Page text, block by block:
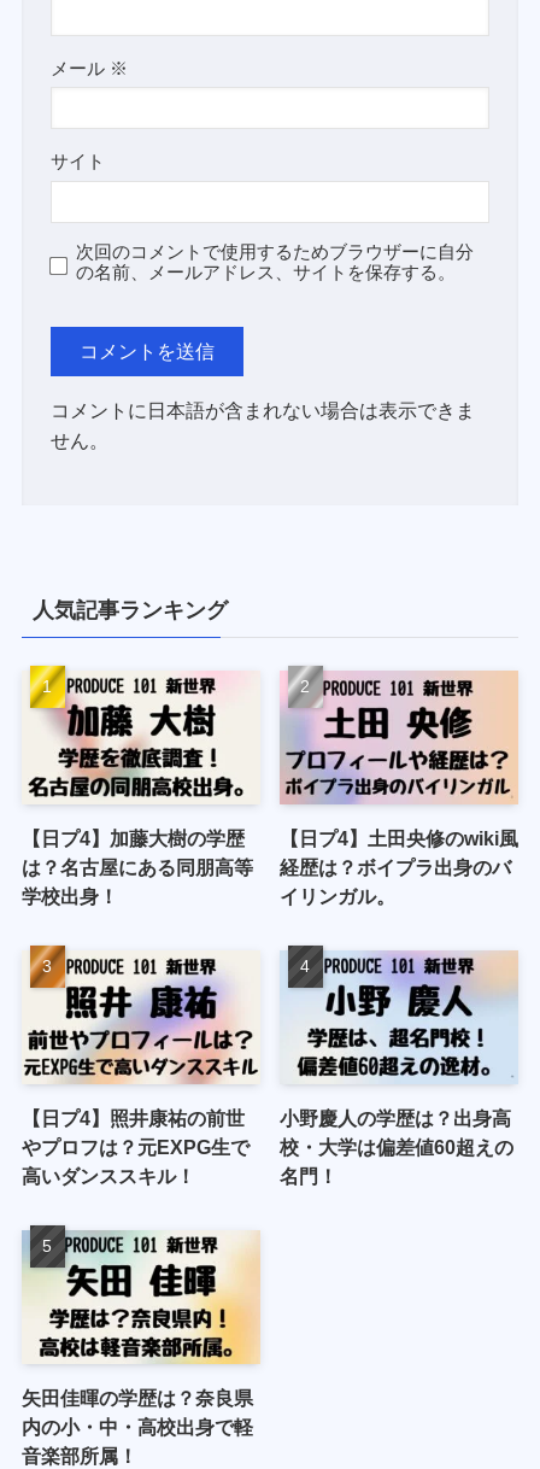
メール ※
サイト
次回のコメントで使用するためブラウザーに自分
の名前、メールアドレス、サイトを保存する。
コメントに日本語が含まれない場合は表示できま
せん。
人気記事ランキング
【日プ4】加藤大樹の学歴
は？名古屋にある同朋高等
学校出身！
【日プ4】土田央修のwiki風
経歴は？ボイプラ出身のバ
イリンガル。
【日プ4】照井康祐の前世
やプロフは？元EXPG生で
高いダンススキル！
小野慶人の学歴は？出身高
校・大学は偏差値60超えの
名門！
矢田佳暉の学歴は？奈良県
内の小・中・高校出身で軽
音楽部所属！